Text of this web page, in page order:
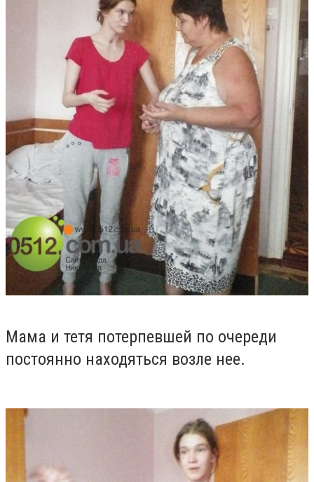
Мама и тетя потерпевшей по очереди
постоянно находяться возле нее.